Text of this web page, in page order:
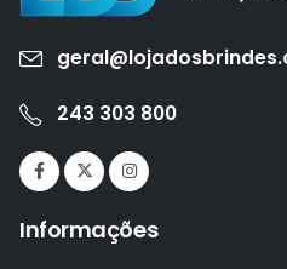
243 303 800
Informações